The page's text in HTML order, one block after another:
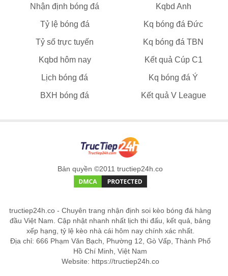
Nhận định bóng đá Kqbd Anh
Tỷ lệ bóng đá Kq bóng đá Đức
Tỷ số trực tuyến Kq bóng đá TBN
Kqbd hôm nay Kết quả Cúp C1
Lịch bóng đá Kq bóng đá Ý
BXH bóng đá Kết quả V League
Bản quyền ©2011 tructiep24h.co
tructiep24h.co - Chuyên trang nhận định soi kèo bóng đá hàng
đầu Việt Nam. Cập nhật nhanh nhất lịch thi đấu, kết quả, bảng
xếp hạng, tỷ lệ kèo nhà cái hôm nay chính xác nhất.
Địa chỉ: 666 Phạm Văn Bạch, Phường 12, Gò Vấp, Thành Phố
Hồ Chí Minh, Việt Nam
Website: https://tructiep24h.co